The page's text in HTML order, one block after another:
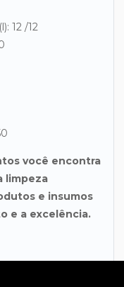
12 /12
você encontra
limpeza
e insumos
e a excelência.